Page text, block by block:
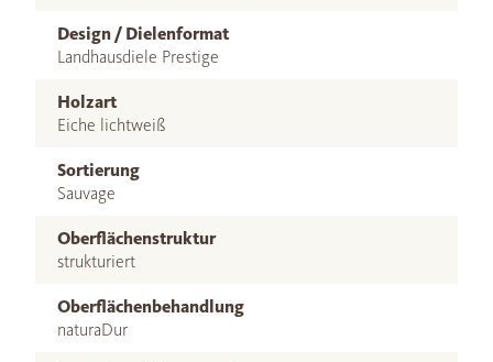
Design / Dielenformat
Landhausdiele Prestige
Holzart
Eiche lichtweiß
Sortierung
Sauvage
Oberflächenstruktur
strukturiert
Oberflächenbehandlung
naturaDur